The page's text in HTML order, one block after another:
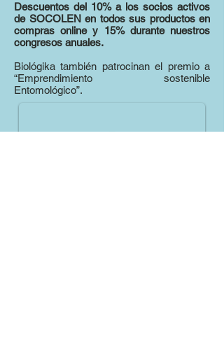
Descuentos del 10% a los socios activos
de SOCOLEN en todos sus productos en
compras online y 15% durante nuestros
congresos anuales.
Biológika también patrocinan el premio a
“Emprendimiento sostenible
Entomológico”.